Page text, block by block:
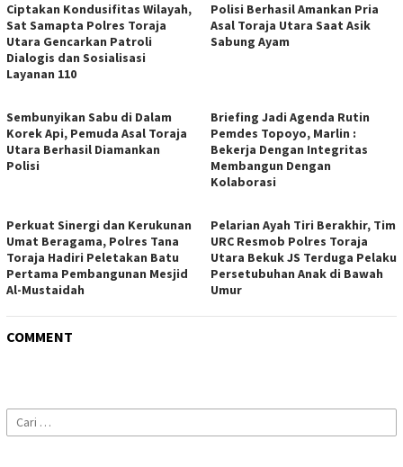
Ciptakan Kondusifitas Wilayah,
Sat Samapta Polres Toraja
Utara Gencarkan Patroli
Dialogis dan Sosialisasi
Layanan 110
Polisi Berhasil Amankan Pria
Asal Toraja Utara Saat Asik
Sabung Ayam
Sembunyikan Sabu di Dalam
Korek Api, Pemuda Asal Toraja
Utara Berhasil Diamankan
Polisi
Briefing Jadi Agenda Rutin
Pemdes Topoyo, Marlin :
Bekerja Dengan Integritas
Membangun Dengan
Kolaborasi
Perkuat Sinergi dan Kerukunan
Umat Beragama, Polres Tana
Toraja Hadiri Peletakan Batu
Pertama Pembangunan Mesjid
Al-Mustaidah
Pelarian Ayah Tiri Berakhir, Tim
URC Resmob Polres Toraja
Utara Bekuk JS Terduga Pelaku
Persetubuhan Anak di Bawah
Umur
COMMENT
Cari
untuk: